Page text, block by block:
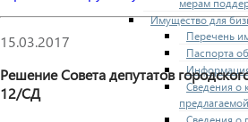
Имущество для
Перечень
Паспорта
Сведения о
Сведения о
15.03.2017
Решение Совета депутатов
12/СД